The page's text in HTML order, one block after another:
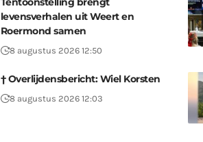
levensverhalen uit Weert en
Roermond samen
8 augustus 2026 12:50
† Overlijdensbericht: Wiel Korsten
8 augustus 2026 12:03